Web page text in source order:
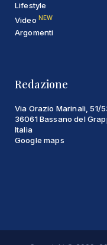
Lifestyle
Video NEW
Argomenti
Redazione
Via Orazio Marinali, 51/
36061 Bassano del
Italia
Google maps